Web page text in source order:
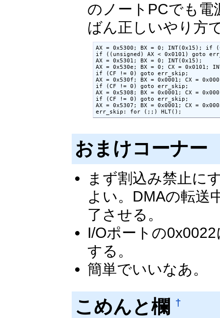
のノートPCでも
ばん正しいやり方
AX = 0x5300; BX = 0; INT(0x15); if
if ((unsigned) AX < 0x0101) goto
AX = 0x5301; BX = 0; INT(0x15);
AX = 0x530e; BX = 0; CX = 0x0101;
if (CF != 0) goto err_skip;
AX = 0x530f; BX = 0x0001; CX =
if (CF != 0) goto err_skip;
AX = 0x5308; BX = 0x0001; CX =
if (CF != 0) goto err_skip;
AX = 0x5307; BX = 0x0001; CX =
err_skip: for (;;) HLT();
おまけコーナー
まず割込み禁止に
よい。DMAの転送
了させる。
I/Oポートの
する。
簡単でいいなあ。
こめんと欄 †